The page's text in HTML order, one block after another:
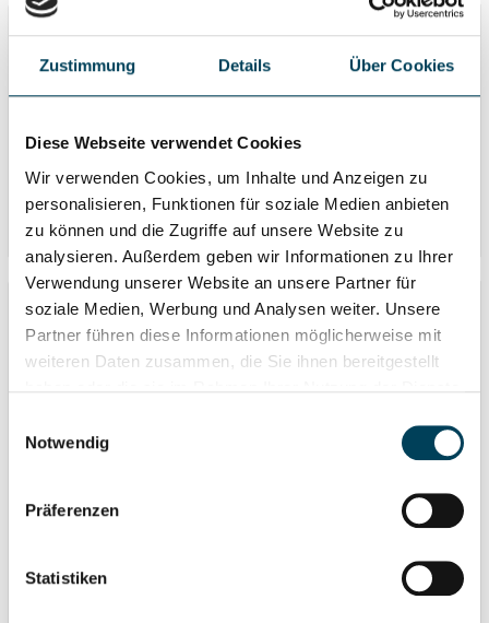
Zustimmung Details Über Cookies
Diese Webseite verwendet Cookies
Wir verwenden Cookies, um Inhalte und Anzeigen zu
personalisieren, Funktionen für soziale Medien anbieten
zu können und die Zugriffe auf unsere Website zu
analysieren. Außerdem geben wir Informationen zu Ihrer
Verwendung unserer Website an unsere Partner für
soziale Medien, Werbung und Analysen weiter. Unsere
Partner führen diese Informationen möglicherweise mit
weiteren Daten zusammen, die Sie ihnen bereitgestellt
Mit Klick auf „[Zustimmen / Alles akzeptieren / etc.]“
erteilen Sie Ihre Einwilligung auch in die Weitergabe über
Ihr Verhalten in unserem Shop an unseren Partner, die
Deutschland), die diese Daten Ihnen nicht persönlich
zuordnen kann, sie aber zu eigenen Zwecken (z.B.
Notwendig
Präferenzen
Statistiken
Garten- und Wegeleuchten mit einer optischen Gürtellinse aus
Kristallglas. Die Gürtellinse mit ihrer speziellen Abstrahlchar…
Bewertungen
Zubehör